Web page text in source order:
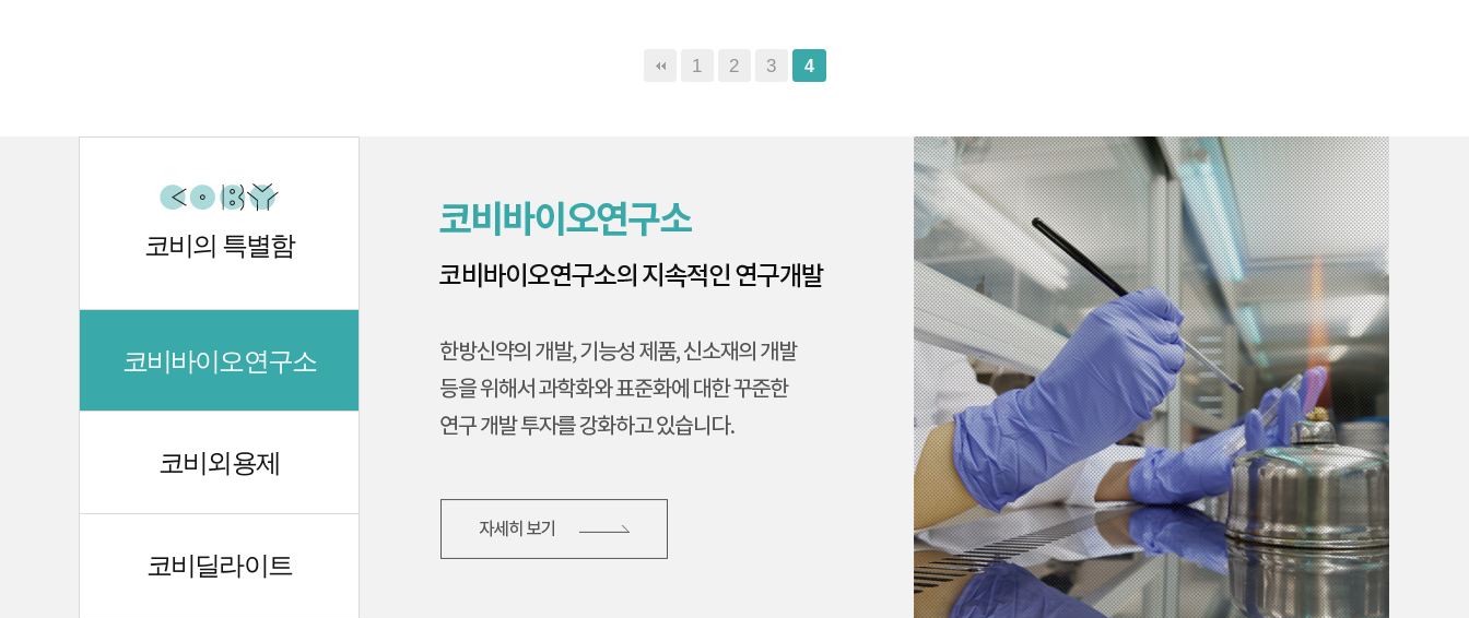
1 2 3 4
코비의 특별함
코비바이오연구소
코비외용제
코비딜라이트